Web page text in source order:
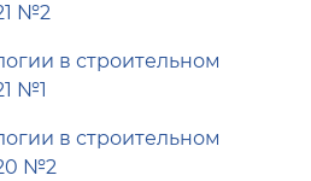
№2
в строительном
№1
в строительном
№2